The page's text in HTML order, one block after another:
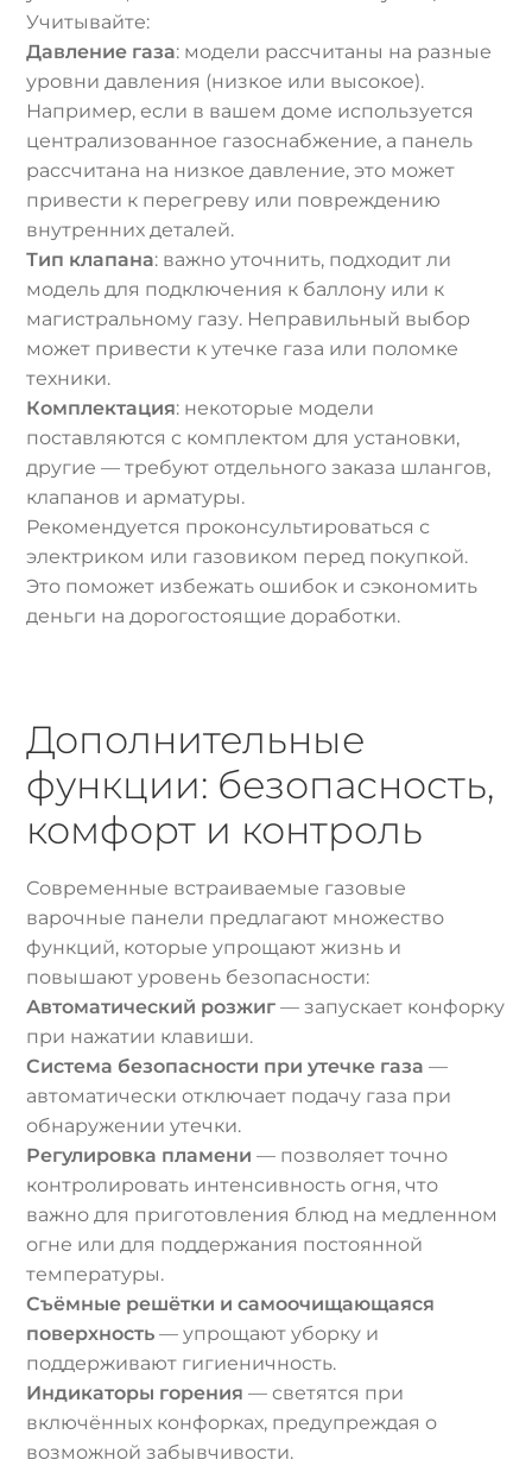
Учитывайте:
Давление газа: модели рассчитаны на разные
уровни давления (низкое или высокое).
Например, если в вашем доме используется
централизованное газоснабжение, а панель
рассчитана на низкое давление, это может
привести к перегреву или повреждению
внутренних деталей.
Тип клапана: важно уточнить, подходит ли
модель для подключения к баллону или к
магистральному газу. Неправильный выбор
может привести к утечке газа или поломке
техники.
Комплектация: некоторые модели
поставляются с комплектом для установки,
другие — требуют отдельного заказа шлангов,
клапанов и арматуры.
Рекомендуется проконсультироваться с
электриком или газовиком перед покупкой.
Это поможет избежать ошибок и сэкономить
деньги на дорогостоящие доработки.
Дополнительные
функции: безопасность,
комфорт и контроль
Современные встраиваемые газовые
варочные панели предлагают множество
функций, которые упрощают жизнь и
повышают уровень безопасности:
Автоматический розжиг — запускает конфорку
при нажатии клавиши.
Система безопасности при утечке газа —
автоматически отключает подачу газа при
обнаружении утечки.
Регулировка пламени — позволяет точно
контролировать интенсивность огня, что
важно для приготовления блюд на медленном
огне или для поддержания постоянной
температуры.
Съёмные решётки и самоочищающаяся
поверхность — упрощают уборку и
поддерживают гигиеничность.
Индикаторы горения — светятся при
включённых конфорках, предупреждая о
возможной забывчивости.